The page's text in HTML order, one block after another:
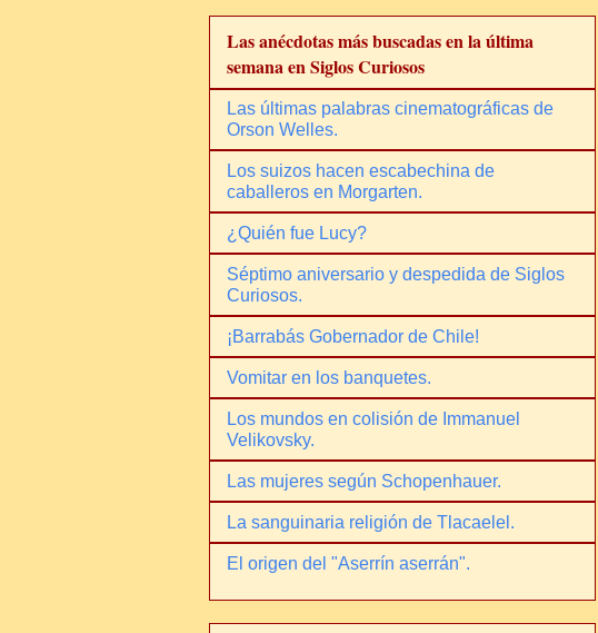
Las anécdotas más buscadas en la última
semana en Siglos Curiosos
Las últimas palabras cinematográficas de
Orson Welles.
Los suizos hacen escabechina de
caballeros en Morgarten.
¿Quién fue Lucy?
Séptimo aniversario y despedida de Siglos
Curiosos.
¡Barrabás Gobernador de Chile!
Vomitar en los banquetes.
Los mundos en colisión de Immanuel
Velikovsky.
Las mujeres según Schopenhauer.
La sanguinaria religión de Tlacaelel.
El origen del "Aserrín aserrán".